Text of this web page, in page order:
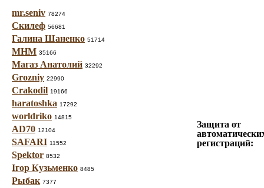
mr.seniv 78274
Скилеф 56681
Галина Шаненко 51714
МНМ 35166
Магаз Анатолий 32292
Grozniy 22990
Crakodil 19166
haratoshka 17292
worldriko 14815
AD70 12104
SAFARI 11552
Spektor 8532
Ігор Кузьменко 8485
Рыбак 7377
Защита от
регистраций: